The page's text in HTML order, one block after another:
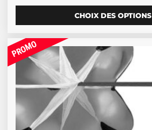
CHOIX DES OPTIONS
Promo !